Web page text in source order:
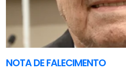
NOTA DE FALECIMENTO